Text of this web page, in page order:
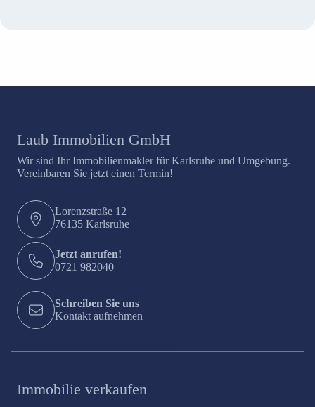
Laub Immobilien GmbH
Wir sind Ihr Immobilienmakler für Karlsruhe und Umgebung.
Vereinbaren Sie jetzt einen Termin!
Lorenzstraße 12
76135 Karlsruhe
Jetzt anrufen!
0721 982040
Schreiben Sie uns
Kontakt aufnehmen
Immobilie verkaufen